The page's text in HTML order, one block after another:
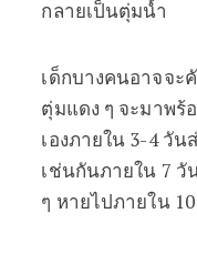
กลายเป็นตุ่มน้ำ
เด็กบางคนอาจจะ
ตุ่มแดง ๆ จะมาพร้
เองภายใน 3-4 วั
เช่นกันภายใน 7 วั
ๆ หายไปภายใน